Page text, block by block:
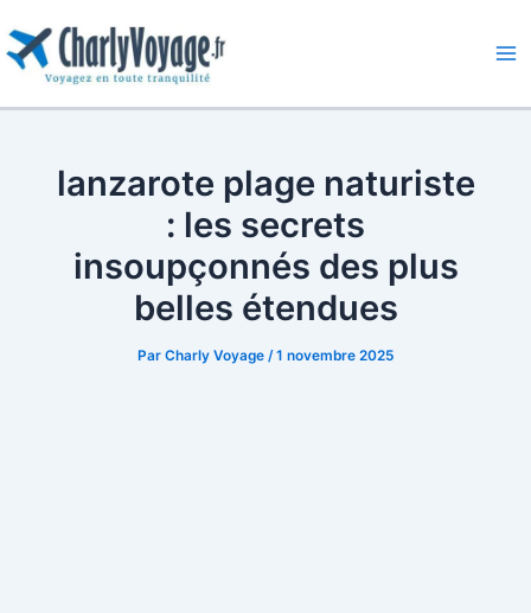
au
contenu
lanzarote plage naturiste
: les secrets
insoupçonnés des plus
belles étendues
Par Charly Voyage /1 novembre 2025